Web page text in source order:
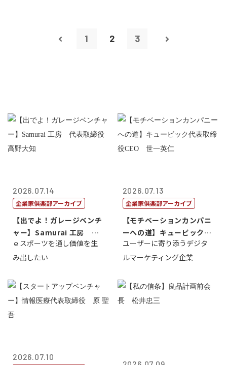
1 2 3
2026.07.14
企業家倶楽部アーカイブ
【出でよ！ガレージベンチ
ャー】Samurai 工房 代
表取締...
ｅスポーツを通し価値を生
み出したい
2026.07.13
企業家倶楽部アーカイブ
【モチベーションカンパニ
ーへの道】キュービック代
表取締役CE...
ユーザーに寄り添うデジタ
ルマーケティング企業
2026.07.10